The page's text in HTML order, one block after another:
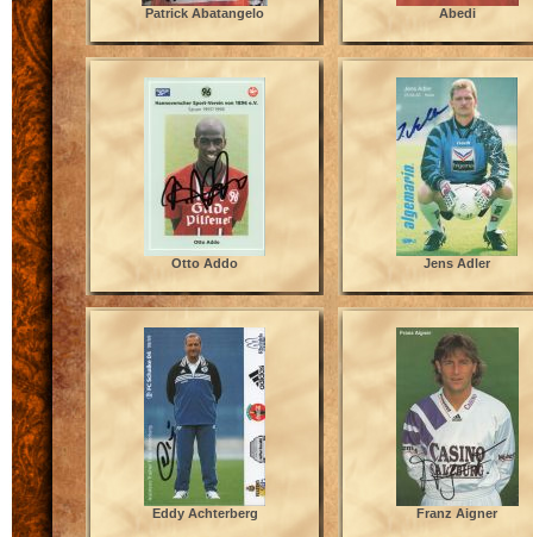
Patrick Abatangelo Abedi
Otto Addo Jens Adler
Eddy Achterberg Franz Aigner